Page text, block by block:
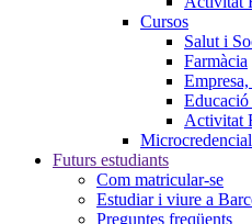
Cursos
Salut i
Farmàcia
Activitat
Futurs estudiants
Com matricular-se
Estudiar i viure a
Preguntes freqüents